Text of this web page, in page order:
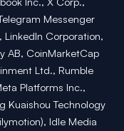
Messenger
LinkedIn Corporation,
AB, CoinMarketCap
Ltd., Rumble
Platforms Inc.,
Kuaishou Technology
Idle Media